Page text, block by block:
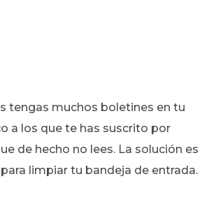
tengas muchos boletines en tu
a los que te has suscrito por
de hecho no lees. La solución es
limpiar tu bandeja de entrada.